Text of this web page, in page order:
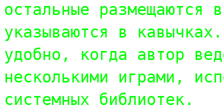
остальные размещаются
указываются в
удобно, когда автор
несколькими играми,
системных библиотек.